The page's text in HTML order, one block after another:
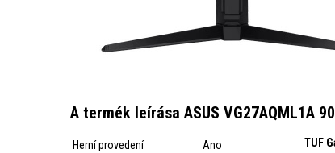
A termék leírása ASUS VG27AQML1A
Herní provedení
Ano
TUF